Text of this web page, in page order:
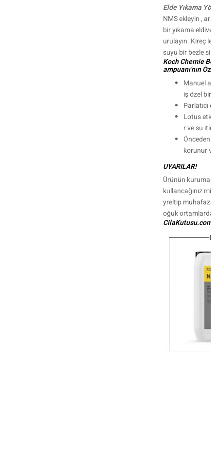
Elde Yıkama
NMS ekleyin ,
bir yıkama
urulayın. Kireç
suyu bir bezle
Koch Chemie
ampuanı'nın
Manuel
iş özel bir
Parlatıcı
Lotus
r ve su
Önceden
korunur ve
UYARILAR!
Ürünün
kullancağınız
yreltip muhafaza
oğuk ortamlarda
CilaKutusu.com